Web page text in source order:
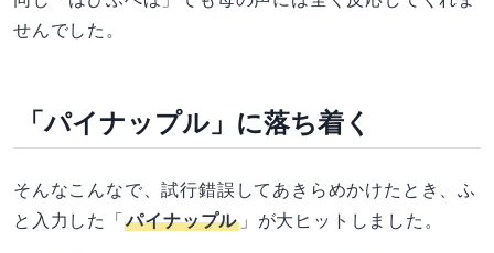
せんでした。
「パイナップル」に落ち着く
そんなこんなで、試行錯誤してあきらめかけたとき、ふ
と入力した「 パイナップル」が大ヒットしました。